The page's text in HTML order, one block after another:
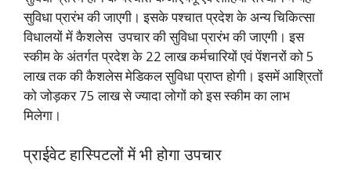
सुविधा प्रारंभ की जाएगी। इसके पश्चात प्रदेश के अन्य चिकित्सा
विधालयों में कैशलेस उपचार की सुविधा प्रारंभ की जाएगी। इस
स्कीम के अंतर्गत प्रदेश के 22 लाख कर्मचारियों एवं पेंशनरों को 5
लाख तक की कैशलेस मेडिकल सुविधा प्राप्त होगी। इसमें आश्रितों
को जोड़कर 75 लाख से ज्यादा लोगों को इस स्कीम का लाभ
मिलेगा।
प्राईवेट हास्पिटलों में भी होगा उपचार